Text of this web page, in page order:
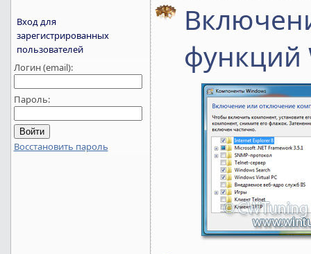
Вход для
зарегистрированных
пользователей
Логин (email):
Пароль:
Восстановить пароль
функций